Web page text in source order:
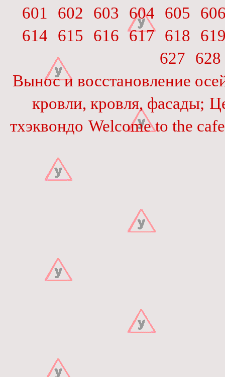
601
602 603 604 605
614
615 616 617 618
627
628
Вынос и восстановление
кровли, кровля, фасады;
тхэквондо Welcome to the